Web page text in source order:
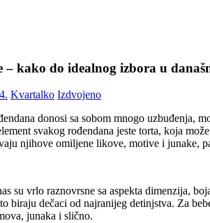
– kako do idealnog izbora u
Kvartalko Izdvojeno
donosi sa sobom mnogo uzbuđenja,
svakog rođendana jeste torta, koja
njihove omiljene likove, motive i junake,
su vrlo raznovrsne sa aspekta dimenzija,
biraju dečaci od najranijeg detinjstva. Za
junaka i slično.